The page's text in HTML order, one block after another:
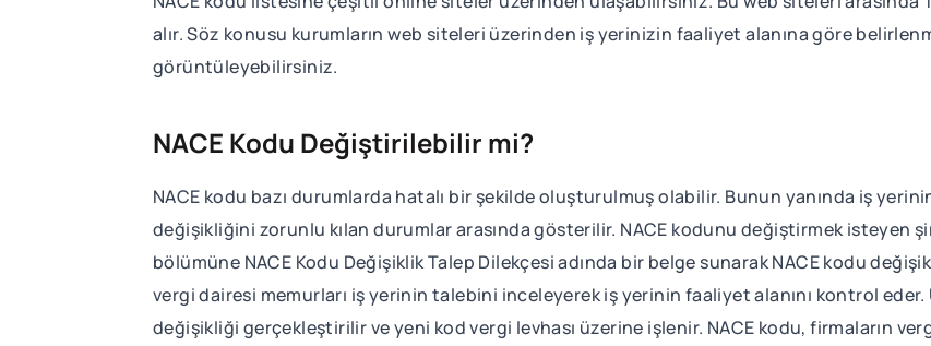
alır. Söz konusu kurumların web siteleri üzerinden iş yerinizin faaliyet alanına göre
görüntüleyebilirsiniz.
NACE Kodu Değiştirilebilir mi?
NACE kodu bazı durumlarda hatalı bir şekilde oluşturulmuş olabilir. Bunun yanında iş
değişikliğini zorunlu kılan durumlar arasında gösterilir. NACE kodunu değiştirmek isteyen
bölümüne NACE Kodu Değişiklik Talep Dilekçesi adında bir belge sunarak NACE kodu
vergi dairesi memurları iş yerinin talebini inceleyerek iş yerinin faaliyet alanını kontrol
değişikliği gerçekleştirilir ve yeni kod vergi levhası üzerine işlenir. NACE kodu, firmaların